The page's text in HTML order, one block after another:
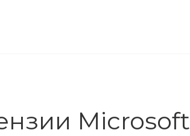
Microsoft